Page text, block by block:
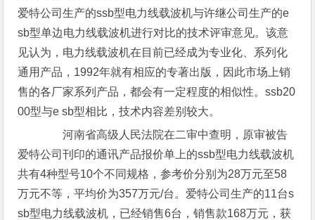
爱特公司生产的ssb型电力线载波机与许继公司生产的e
sb型单边电力线载波机进行对比的技术评审意见。该意
见认为，电力线载波机在目前已经成为专业化、系列化
通用产品，1992年就有相应的专著出版，因此市场上销
售的各厂家系列产品，都会有一定程度的相似性。ssb20
00型与e sb型相比，技术内容差别较大。
河南省高级人民法院在二审中查明，原审被告
爱特公司刊印的通讯产品报价单上的ssb型电力线载波机
共有4种型号10个不同规格，参考价分别为28万元至58
万元不等，平均价为357万元/台。爱特公司生产的11台s
sb型电力线载波机，已经销售6台，销售款168万元，获